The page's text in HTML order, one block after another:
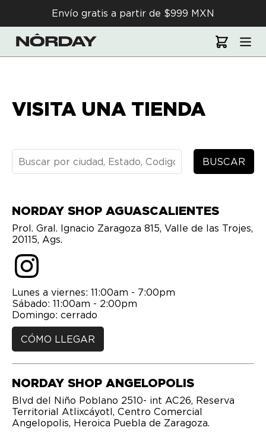
Envío gratis a partir de $999 MXN
VISITA UNA TIENDA
BUSCAR
NORDAY SHOP AGUASCALIENTES
Prol. Gral. Ignacio Zaragoza 815, Valle de las Trojes,
20115, Ags.
Lunes a viernes: 11:00am - 7:00pm
Sábado: 11:00am - 2:00pm
Domingo: cerrado
CÓMO LLEGAR
NORDAY SHOP ANGELOPOLIS
Blvd del Niño Poblano 2510- int AC26, Reserva
Territorial Atlixcáyotl, Centro Comercial
Angelopolis, Heroica Puebla de Zaragoza.